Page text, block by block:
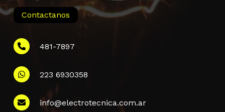
Contactanos
481-7897
223 6930358
info@electrotecnica.com.ar
Información